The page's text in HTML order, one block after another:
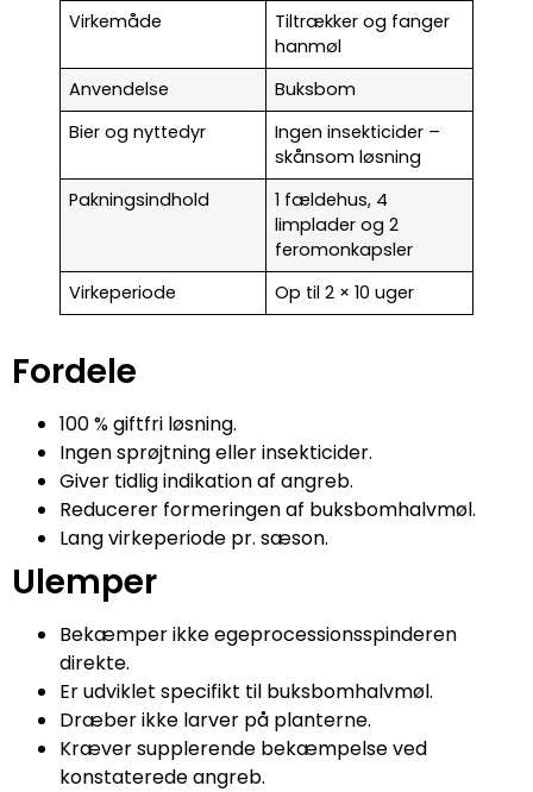
Virkemåde
Tiltrækker og fanger
hanmøl
Anvendelse
Buksbom
Bier og nyttedyr
Ingen insekticider –
skånsom løsning
Pakningsindhold
1 fældehus, 4
limplader og 2
feromonkapsler
Virkeperiode
Op til 2 × 10 uger
Fordele
100 % giftfri løsning.
Ingen sprøjtning eller insekticider.
Giver tidlig indikation af angreb.
Reducerer formeringen af buksbomhalvmøl.
Lang virkeperiode pr. sæson.
Ulemper
Bekæmper ikke egeprocessionsspinderen
direkte.
Er udviklet specifikt til buksbomhalvmøl.
Dræber ikke larver på planterne.
Kræver supplerende bekæmpelse ved
konstaterede angreb.